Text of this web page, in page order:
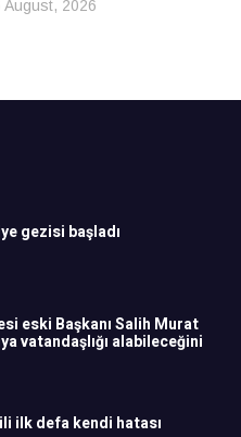
August, 2026
gezisi başladı
eski Başkanı Salih Murat
vatandaşlığı alabileceğini
ilk defa kendi hatası